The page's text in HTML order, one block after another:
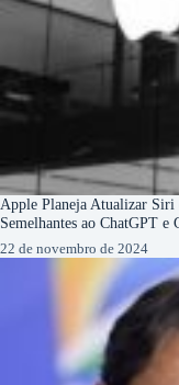
Apple Planeja Atualizar Siri
Semelhantes ao ChatGPT
22 de novembro de 2024